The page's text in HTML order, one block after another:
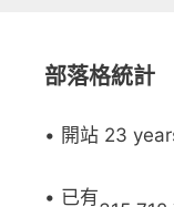
部落格統計
• 開站 23
• 已有